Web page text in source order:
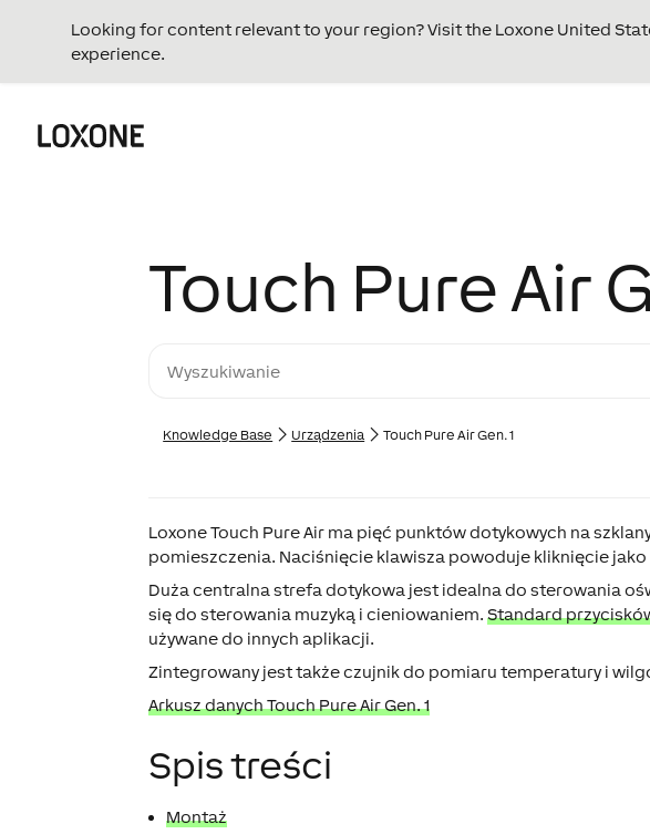
Looking for content relevant to your region? Visit the Loxone United
experience.
Touch Pure Air
Knowledge Base Urządzenia Touch Pure Air Gen. 1
Loxone Touch Pure Air ma pięć punktów dotykowych na
pomieszczenia. Naciśnięcie klawisza powoduje kliknięcie
Duża centralna strefa dotykowa jest idealna do sterowania
się do sterowania muzyką i cieniowaniem.Standard
używane do innych aplikacji.
Zintegrowany jest także czujnik do pomiaru temperatury i
Arkusz danych Touch Pure Air Gen. 1
Spis treści
Montaż